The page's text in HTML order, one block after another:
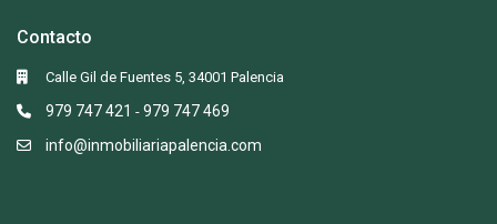
Contacto
Calle Gil de Fuentes 5, 34001 Palencia
979 747 421 -979 747 469
info@inmobiliariapalencia.com